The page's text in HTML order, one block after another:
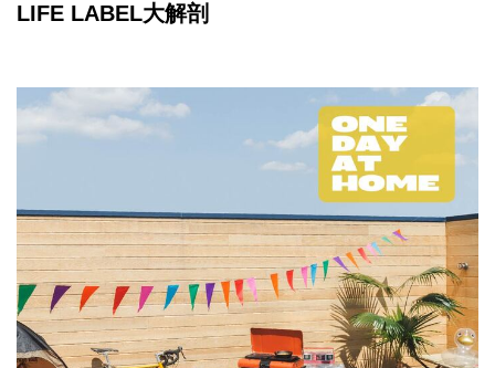
LIFE LABEL大解剖